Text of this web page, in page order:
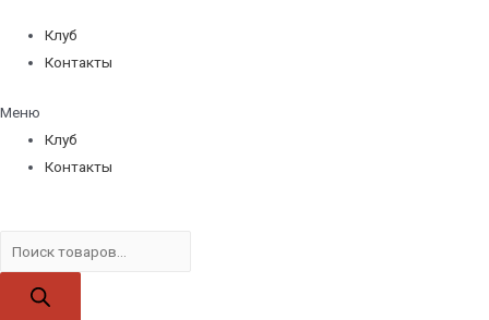
Клуб
Контакты
Меню
Клуб
Контакты
товаров